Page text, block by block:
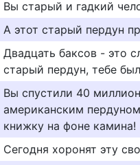
Вы старый и гадкий
А этот старый пердун
Двадцать баксов - это
старый пердун, тебе
Вы спустили 40
американским
книжку на фоне камина!
Сегодня хоронят эту